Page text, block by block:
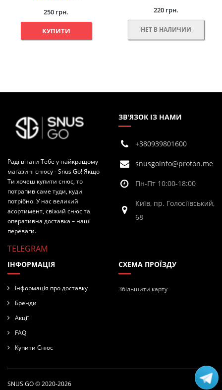
250 грн.
КУПИТИ
220 грн.
НЕТ В НАЛИЧИИ
Раді вітати Тебе у найкращому
магазині снюсу - Snus Go! Якщо
Ти хочеш купити снюс, то
потрапив саме туди, куди
потрібно. У нас великий
асортимент, свіжий снюс та
оперативна доставка – наші
переваги.
TELEGRAM
ЗВ'ЯЗОК ІЗ НАМИ
+380939801600
snusgoinfo@proton.me
Пн-Пт 10:00-18:00
Київ, пр. Голосіївський,
68
ІНФОРМАЦІЯ
Інформація про доставку
Бренди
Акції
FAQ
Купити Снюс
СХЕМА ПРОЇЗДУ
Збільшити карту
SNUS GO © 2020-2026